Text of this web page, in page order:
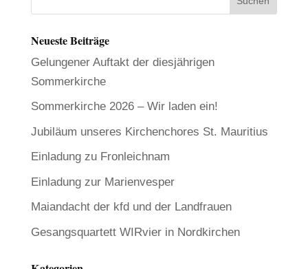
Neueste Beiträge
Gelungener Auftakt der diesjährigen
Sommerkirche
Sommerkirche 2026 – Wir laden ein!
Jubiläum unseres Kirchenchores St. Mauritius
Einladung zu Fronleichnam
Einladung zur Marienvesper
Maiandacht der kfd und der Landfrauen
Gesangsquartett WIRvier in Nordkirchen